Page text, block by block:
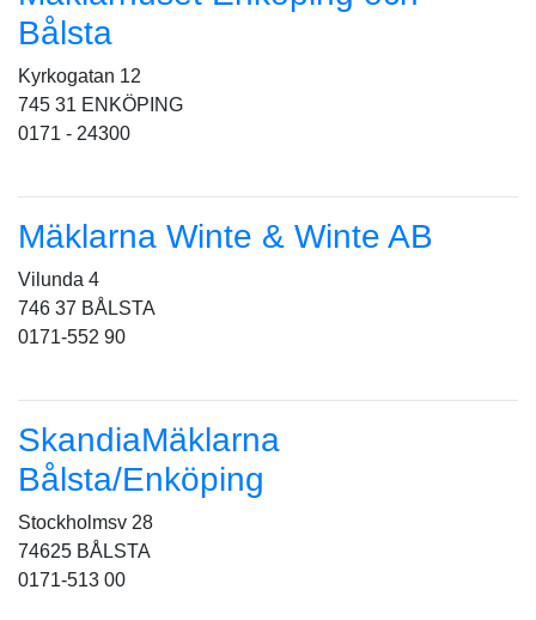
Bålsta
Kyrkogatan 12
745 31 ENKÖPING
0171 - 24300
Mäklarna Winte & Winte AB
Vilunda 4
746 37 BÅLSTA
0171-552 90
SkandiaMäklarna
Bålsta/Enköping
Stockholmsv 28
74625 BÅLSTA
0171-513 00